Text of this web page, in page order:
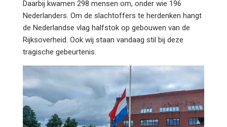
Daarbij kwamen 298 mensen om, onder wie 196
Nederlanders. Om de slachtoffers te herdenken hangt
de Nederlandse vlag halfstok op gebouwen van de
Rijksoverheid. Ook wij staan vandaag stil bij deze
tragische gebeurtenis.